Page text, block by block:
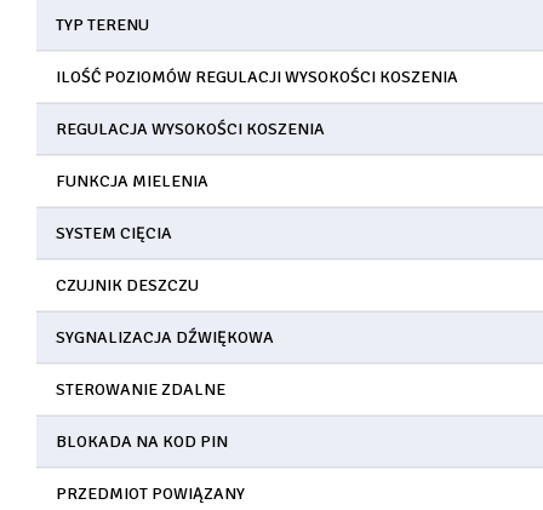
TYP TERENU
ILOŚĆ POZIOMÓW REGULACJI WYSOKOŚCI KOSZENIA
REGULACJA WYSOKOŚCI KOSZENIA
FUNKCJA MIELENIA
SYSTEM CIĘCIA
CZUJNIK DESZCZU
SYGNALIZACJA DŹWIĘKOWA
STEROWANIE ZDALNE
BLOKADA NA KOD PIN
PRZEDMIOT POWIĄZANY